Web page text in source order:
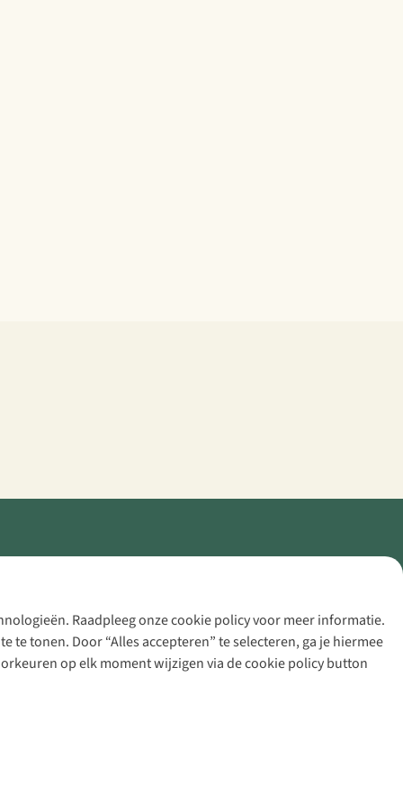
Raadpleeg onze cookie policy voor meer informatie.
tonen. Door “Alles accepteren” te selecteren, ga je hiermee
op elk moment wijzigen via de cookie policy button